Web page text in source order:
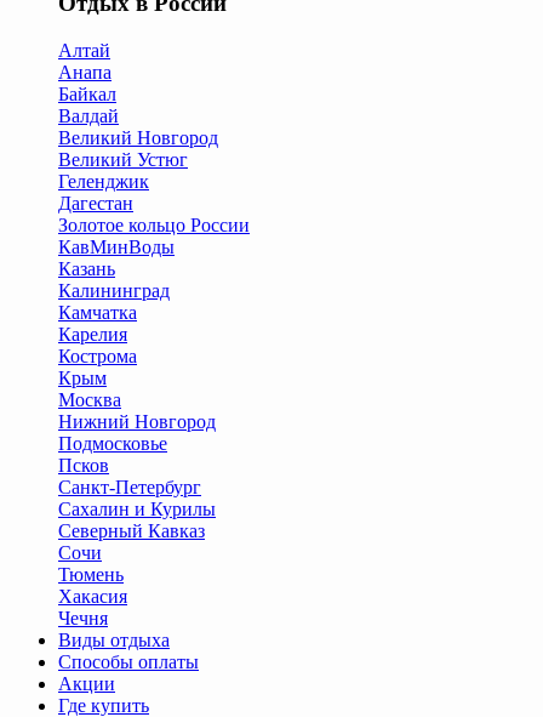
Алтай
Анапа
Байкал
Валдай
Великий Новгород
Великий Устюг
Геленджик
Дагестан
Золотое кольцо России
КавМинВоды
Казань
Калининград
Камчатка
Карелия
Кострома
Крым
Москва
Нижний Новгород
Подмосковье
Псков
Санкт-Петербург
Сахалин и Курилы
Северный Кавказ
Сочи
Тюмень
Хакасия
Чечня
Виды отдыха
Способы оплаты
Акции
Где купить